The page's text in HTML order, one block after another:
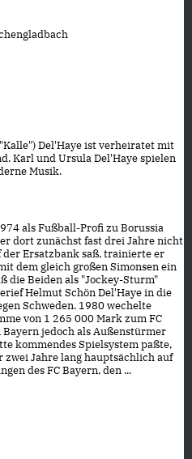
Del'Haye ist verheiratet mit
Karl und Ursula Del'Haye spielen
Musik.
als Fußball-Profi zu Borussia
dort zunächst fast drei Jahre nicht
der Ersatzbank saß, trainierte er
dem gleich großen Simonsen ein
die Beiden als "Jockey-Sturm"
Helmut Schön Del'Haye in die
Schweden. 1980 wechelte
von 1 265 000 Mark zum FC
Bayern jedoch als Außenstürmer
kommendes Spielsystem paßte,
zwei Jahre lang hauptsächlich auf
des FC Bayern, den ...